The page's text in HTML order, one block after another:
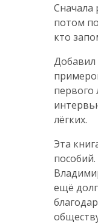
Сначала
потом
кто
Добавил
первого
лёгких.
Эта
ещё